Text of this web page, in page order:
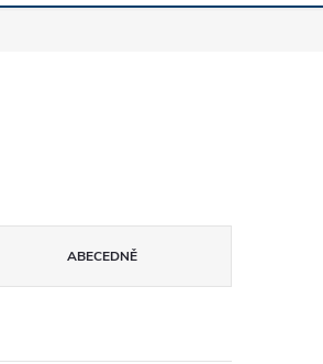
ABECEDNĚ